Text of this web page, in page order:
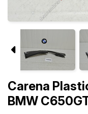
Carena
BMW